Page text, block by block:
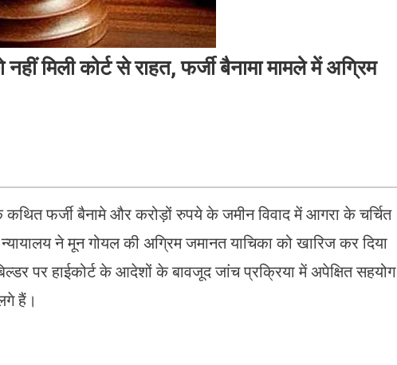
मिली कोर्ट से राहत, फर्जी बैनामा मामले में अग्रिम
फर्जी बैनामे और करोड़ों रुपये के जमीन विवाद में आगरा के चर्चित
ने मून गोयल की अग्रिम जमानत याचिका को खारिज कर दिया
पर हाईकोर्ट के आदेशों के बावजूद जांच प्रक्रिया में अपेक्षित सहयोग
हैं।